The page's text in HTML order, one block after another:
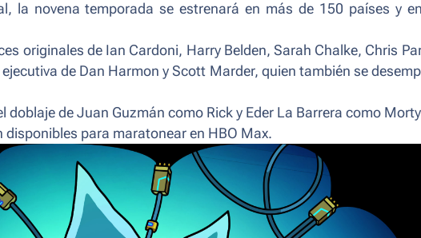
la novena temporada se estrenará en más de 150 países y
originales de Ian Cardoni, Harry Belden, Sarah Chalke, Chris
de Dan Harmon y Scott Marder, quien también se
doblaje de Juan Guzmán como Rick y Eder La Barrera como
para maratonear en HBO Max.